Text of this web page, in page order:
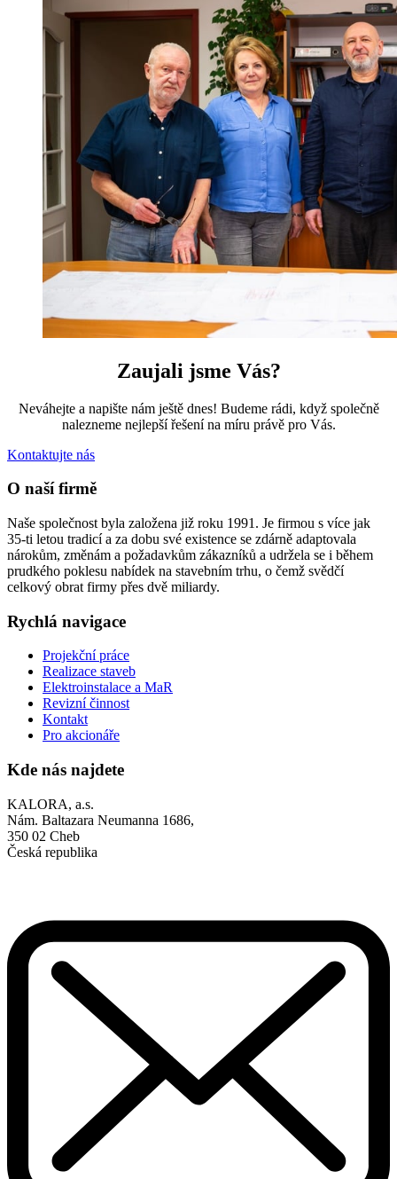
Zaujali jsme Vás?
Neváhejte a napište nám ještě dnes! Budeme rádi, když společně
nalezneme nejlepší řešení na míru právě pro Vás.
Kontaktujte nás
O naší firmě
Naše společnost byla založena již roku 1991. Je firmou s více jak
35-ti letou tradicí a za dobu své existence se zdárně adaptovala
nárokům, změnám a požadavkům zákazníků a udržela se i během
prudkého poklesu nabídek na stavebním trhu, o čemž svědčí
celkový obrat firmy přes dvě miliardy.
Rychlá navigace
Projekční práce
Realizace staveb
Elektroinstalace a MaR
Revizní činnost
Kontakt
Pro akcionáře
Kde nás najdete
KALORA, a.s.
Nám. Baltazara Neumanna 1686,
350 02 Cheb
Česká republika